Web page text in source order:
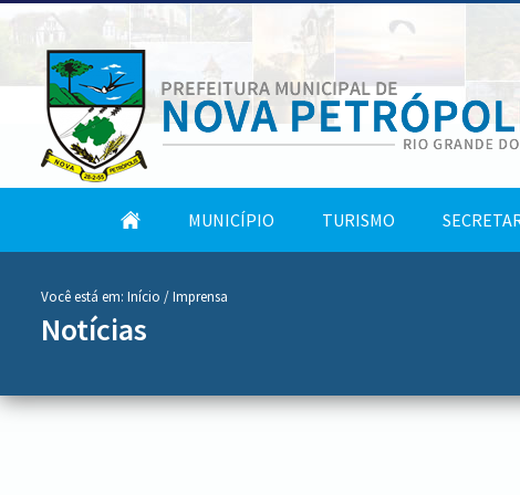
Tela
MUNICÍPIO TURISMO
Você está em: Início / Imprensa
Notícias